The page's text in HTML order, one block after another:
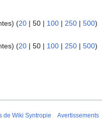
) (20 | 50 | 100 | 250 | 500)
) (20 | 50 | 100 | 250 | 500)
de Wiki Syntropie Avertissements